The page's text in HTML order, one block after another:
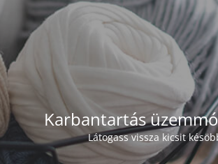
Karbantartás
Látogass vissza kicsit